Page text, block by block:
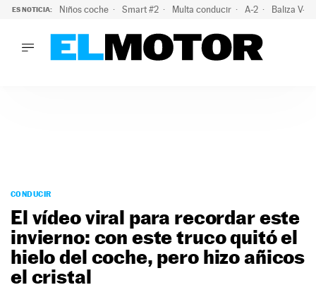
ES NOTICIA: Niños coche Smart #2 Multa conducir A-2 Baliza V-
PODCAST
MOTOS
TECNOLOGÍA
SUPERCOCHES
MOTORTV
CONDUCIR
El vídeo viral para recordar este
invierno: con este truco quitó el
hielo del coche, pero hizo añicos
el cristal